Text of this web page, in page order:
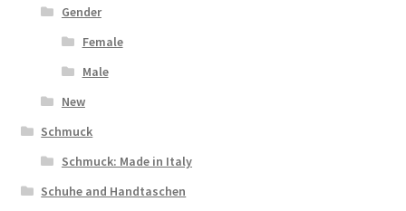
Gender
Female
Male
New
Schmuck
Schmuck: Made in Italy
Schuhe and Handtaschen